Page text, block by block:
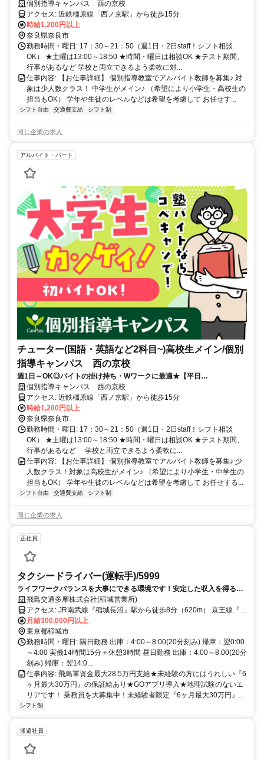
「あと1コマ増やしたい」が叶う♪中学レベルの数学・英語ができれば
OK◎
個別指導キャンパス 西の京校
アクセス: 近鉄橿原線「西ノ京駅」から徒歩15分
時給1,200円以上
奈良県奈良市
勤務時間・曜日: 17：30～21：50（週1日・2日staff！シフト相談
OK） ★土曜は13:00～18:50 ★時間・曜日は相談OK ★テスト期間、
行事があるなど 学校と両立できるよう柔軟に対...
仕事内容: 【お仕事詳細】 個別指導教室でアルバイト教師を募集♪ 対
象は少人数クラス！ 中学生がメイン♪ （希望により小学生・高校生の
担当もOK） 学年や生徒のレベルなどは希望を考慮して お任せす...
シフト自由 交通費支給 シフト制
同じ企業の求人
アルバイト・パート
チューター(国語・英語など2科目~)高校生メイン/個別
指導キャンパス 西の京校
週1日～OK◎バイトの掛け持ち・Wワークに最適★【平日
19:00〜/20:30〜】の遅めコマもあり！中学レベルの数・英ができれば
問題なし★
個別指導キャンパス 西の京校
アクセス: 近鉄橿原線「西ノ京駅」から徒歩15分
時給1,200円以上
奈良県奈良市
勤務時間・曜日: 17：30～21：50（週1日・2日staff！シフト相談
OK） ★土曜は13:00～18:50 ★時間・曜日は相談OK ★テスト期間、
行事があるなど 学校と両立できるよう柔軟に...
仕事内容: 【お仕事詳細】 個別指導教室でアルバイト教師を募集♪ 少
人数クラス！対象は高校生がメイン♪ （希望により小学生・中学生の
担当もOK） 学年や生徒のレベルなどは希望を考慮して お任せする...
シフト自由 交通費支給 シフト制
同じ企業の求人
正社員
タクシードライバー(運転手)/5999
ライフワークバランスを大事にできる環境です！安定した収入を得るこ
とが可能です。
飛鳥交通多摩株式会社(稲城営業所)
アクセス: JR南武線『稲城長沼』駅から徒歩8分（620m） 京王線『稲
城』駅から徒歩10分（790m）
月給300,000円以上
東京都稲城市
勤務時間・曜日: 隔日勤務 出庫：4:00～8:00(20分刻み) 帰庫：翌0:00
～4:00 実働14時間15分＋休憩3時間 昼日勤務 出庫：4:00～8:00(20分
刻み) 帰庫：翌14:0...
仕事内容: 飛鳥軍資金最大28.5万円支給★未経験の方にはうれしい『6
ヶ月最大30万円』の保証給あり★GOアプリ導入★地理試験のないエ
リアです！ 乗務員を大募集中！未経験者限定『6ヶ月最大30万円』...
シフト制
派遣社員